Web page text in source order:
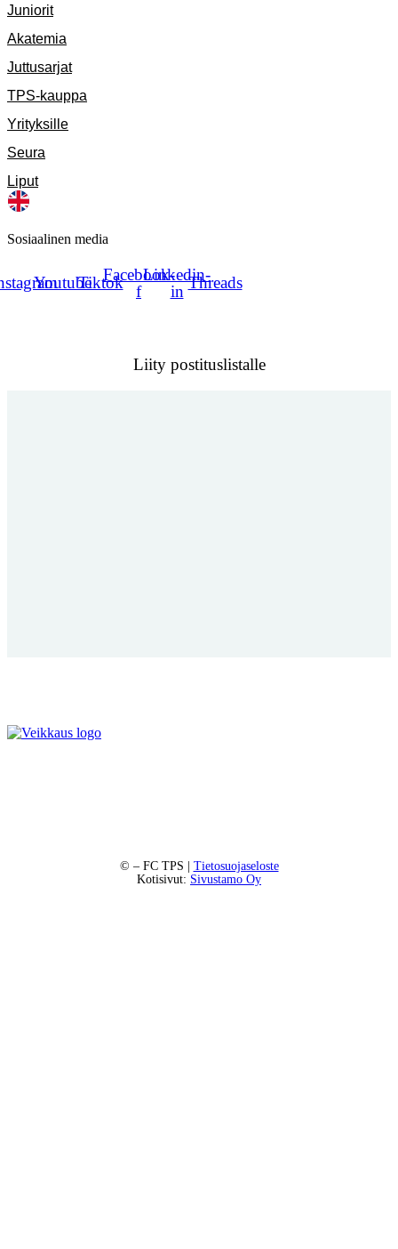
Juniorit
Akatemia
Juttusarjat
TPS-kauppa
Yrityksille
Seura
Liput
Sosiaalinen media
YoutubeTiktokFacebook-
f
Linkedin-
in Threads
Liity postituslistalle
© – FC TPS | Tietosuojaseloste
Kotisivut: Sivustamo Oy